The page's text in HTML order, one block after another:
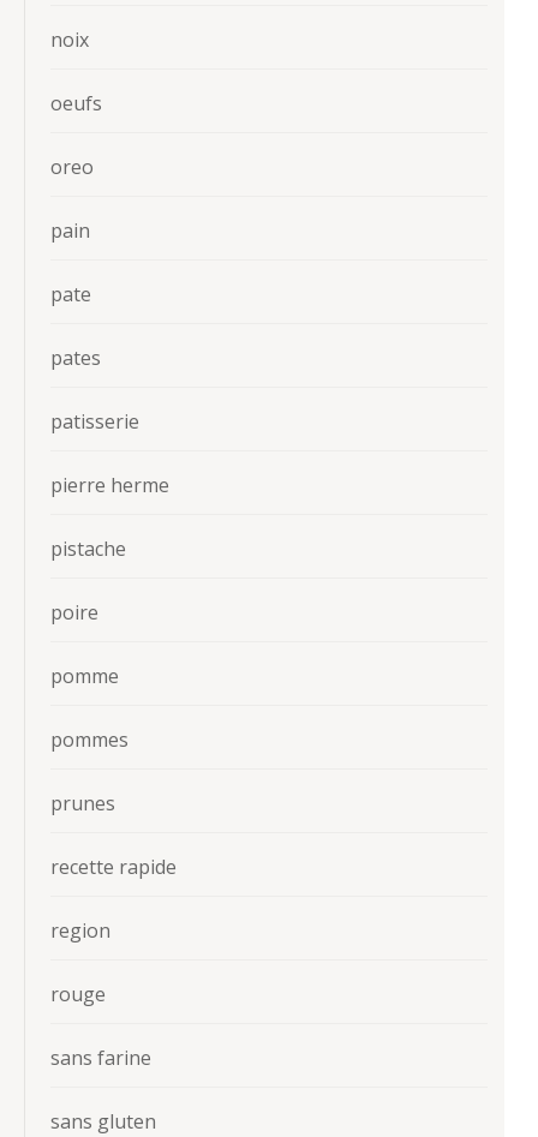
noix
oeufs
oreo
pain
pate
pates
patisserie
pierre herme
pistache
poire
pomme
pommes
prunes
recette rapide
region
rouge
sans farine
sans gluten